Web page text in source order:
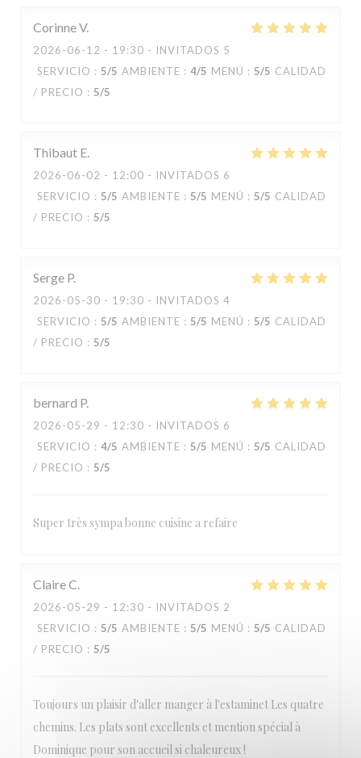
CorinneV
2026-06-12 - 19:30 - INVITADOS 5
SERVICIO : 5/5 AMBIENTE : 4/5 MENÚ : 5/5 CALIDAD
/ PRECIO : 5/5
Thibaut E
2026-06-02 - 12:00 - INVITADOS 6
SERVICIO : 5/5 AMBIENTE : 5/5 MENÚ : 5/5 CALIDAD
/ PRECIO : 5/5
Serge P
2026-05-30 - 19:30 - INVITADOS 4
SERVICIO : 5/5 AMBIENTE : 5/5 MENÚ : 5/5 CALIDAD
/ PRECIO : 5/5
bernard P
2026-05-29 - 12:30 - INVITADOS 6
SERVICIO : 4/5 AMBIENTE : 5/5 MENÚ : 5/5 CALIDAD
/ PRECIO : 5/5
Super très sympa bonne cuisine a refaire
ClaireC
2026-05-29 - 12:30 - INVITADOS 2
SERVICIO : 5/5 AMBIENTE : 5/5 MENÚ : 5/5 CALIDAD
/ PRECIO : 5/5
Toujours un plaisir d'aller manger à l'estaminet Les quatre
chemins. Les plats sont excellents et mention spécial à
Dominique pour son accueil si chaleureux !
Estaminet Les quatre Chemins